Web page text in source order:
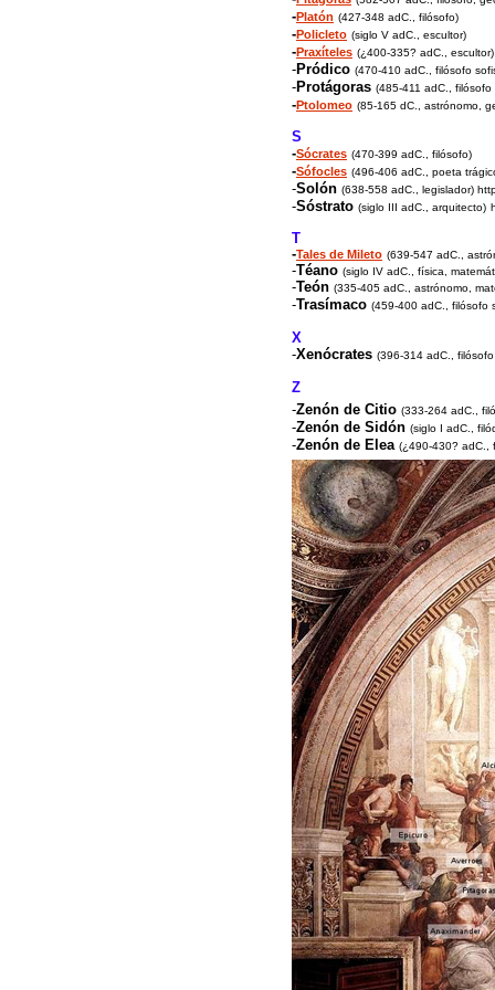
-Platón (427-348 adC., filósofo)
-Policleto (siglo V adC., escultor)
-Praxíteles (¿400-335? adC., escultor)
-Pródico (470-410 adC., filósofo
-Protágoras (485-411 adC., filósofo
-Ptolomeo (85-165 dC., astrónomo,
S
-Sócrates (470-399 adC., filósofo)
-Sófocles (496-406 adC., poeta
-Solón (638-558 adC., legislador)
-Sóstrato (siglo III adC., arquitecto)
T
-Tales de Mileto (639-547 adC.,
-Téano (siglo IV adC., física,
-Teón (335-405 adC., astrónomo,
-Trasímaco (459-400 adC., filósofo
X
-Xenócrates (396-314 adC.,
Z
-Zenón de Citio (333-264 adC.,
-Zenón de Sidón (siglo I adC.,
-Zenón de Elea (¿490-430? adC.,